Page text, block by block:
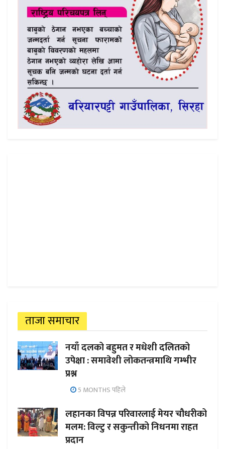
ताजा समाचार
नयाँ दलको बहुमत र मधेशी दलितको
उपेक्षा : समावेशी लोकतन्त्रमाथि गम्भीर
प्रश्न
5 MONTHS पहिले
लहानका विपन्न परिवारलाई मेयर चौधरीको
मलम: विल्टु र सकुन्तीको निधनमा राहत
प्रदान